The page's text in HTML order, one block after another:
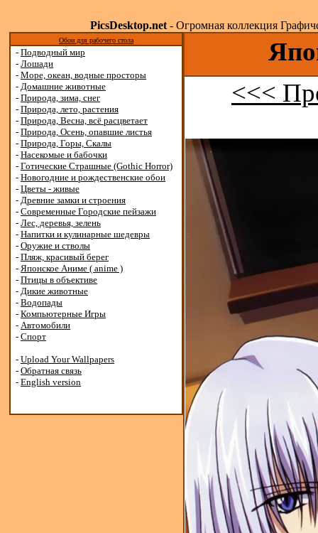
PicsDesktop.net- Огромная коллекция
Обои для рабочего стола
- Подводный мир
- Лошади
- Море, океан, водные просторы
- Домашние животные
- Природа, зима, снег
- Природа, лето, растения
- Природа, Весна, всё расцветает
- Природа, Осень, опавшие листья
- Природа, Горы, Скалы
- Насекомые и бабочки
- Готические Страшные (Gothic Horror)
- Новогодние и рождественские обои
- Цветы - живые
- Древние замки и строения
- Современные Городские пейзажи
- Лес, деревья, зелень
- Напитки и кулинарные шедевры
- Оружие и стволы
- Пляж, красивый берег
- Японское Аниме ( anime )
- Птицы в объективе
- Дикие животные
- Водопады
- Компьютерные Игры
- Автомобили
- Спорт
- Upload Your Wallpapers
- Обратная связь
- English version
<<<